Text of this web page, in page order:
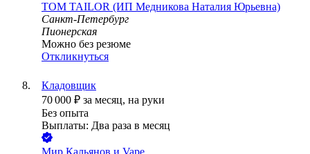
TOM TAILOR (ИП Медникова Наталия Юрьевна)
Санкт-Петербург
Пионерская
Можно без резюме
Откликнуться
Кладовщик
70 000 ₽ за месяц, на руки
Без опыта
Выплаты: Два раза в месяц